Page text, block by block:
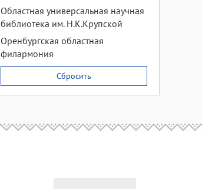
Областная универсальная научная
библиотека им. Н.К.Крупской
Оренбургская областная
филармония
Сбросить